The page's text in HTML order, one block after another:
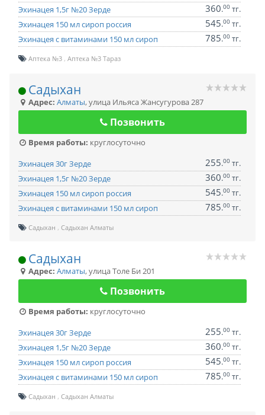
Эхинацея 1,5г №20 Зерде
360.00 тг.
Эхинацея 150 мл сироп россия
545.00 тг.
Эхинацея с витаминами 150 мл сироп
785.00 тг.
Аптека №3 Аптека №3 Тараз
Садыхан
Адрес: Алматы,улица Ильяса Жансугурова 287
Позвонить
Время работы: круглосуточно
Эхинацея 30г Зерде
255.00 тг.
Эхинацея 1,5г №20 Зерде
360.00 тг.
Эхинацея 150 мл сироп россия
545.00 тг.
Эхинацея с витаминами 150 мл сироп
785.00 тг.
Садыхан Садыхан Алматы
Садыхан
Адрес: Алматы,улица Толе Би 201
Позвонить
Время работы: круглосуточно
Эхинацея 30г Зерде
255.00 тг.
Эхинацея 1,5г №20 Зерде
360.00 тг.
Эхинацея 150 мл сироп россия
545.00 тг.
Эхинацея с витаминами 150 мл сироп
785.00 тг.
Садыхан Садыхан Алматы